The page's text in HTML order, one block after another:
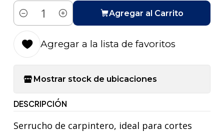
Cantidad
Agregar al Carrito
Agregar a la lista de favoritos
Mostrar stock de ubicaciones
DESCRIPCIÓN
Serrucho de carpintero, ideal para cortes